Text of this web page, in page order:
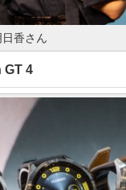
香さん
GT 4